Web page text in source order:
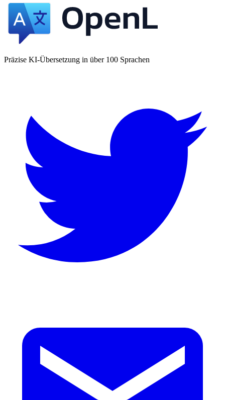
Präzise KI-Übersetzung in über 100 Sprachen